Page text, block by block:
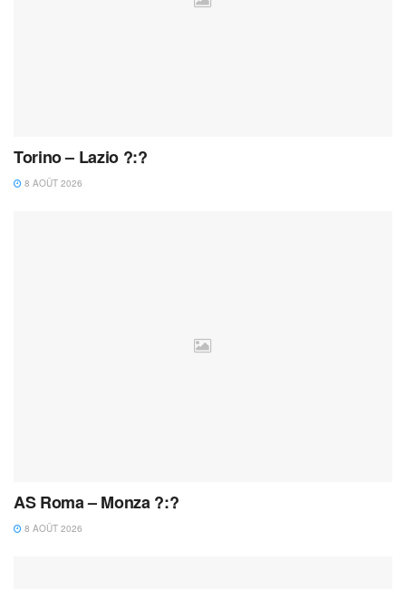
Torino – Lazio ?:?
8 AOÛT 2026
AS Roma – Monza ?:?
8 AOÛT 2026